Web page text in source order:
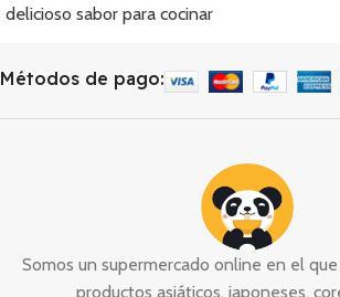
delicioso sabor para cocinar
Compra y prepara en casa de
manera fácil y rápida los
tallarines indonesios, solo
hirviendo durante 2 minutos,
escurrir y listo para añadir a la
sopa o saltear en la sartén.
Métodos de pago:
Somos un supermercado online en el
productos asiáticos, japoneses,